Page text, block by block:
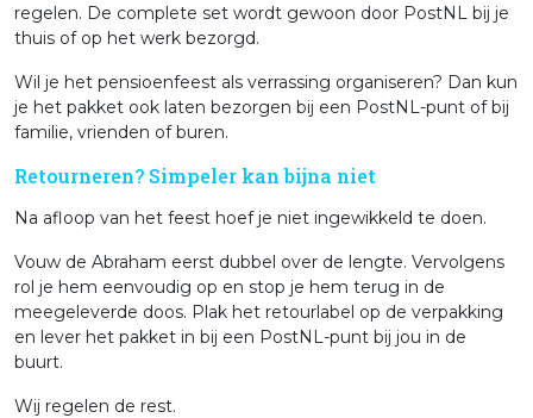
regelen. De complete set wordt gewoon door PostNL bij je
thuis of op het werk bezorgd.
Wil je het pensioenfeest als verrassing organiseren? Dan kun
je het pakket ook laten bezorgen bij een PostNL-punt of bij
familie, vrienden of buren.
Retourneren? Simpeler kan bijna niet
Na afloop van het feest hoef je niet ingewikkeld te doen.
Vouw de Abraham eerst dubbel over de lengte. Vervolgens
rol je hem eenvoudig op en stop je hem terug in de
meegeleverde doos. Plak het retourlabel op de verpakking
en lever het pakket in bij een PostNL-punt bij jou in de
buurt.
Wij regelen de rest.